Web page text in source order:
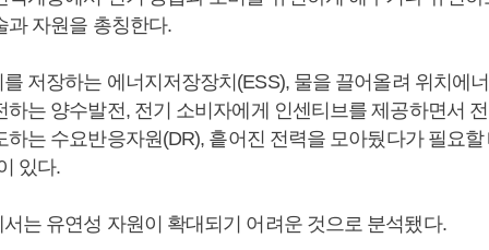
과 자원을 총칭한다.
저장하는 에너지저장장치(ESS), 물을 끌어올려 위치에
하는 양수발전, 전기 소비자에게 인센티브를 제공하면서
하는 수요반응자원(DR), 흩어진 전력을 모아뒀다가 필요
있다.
는 유연성 자원이 확대되기 어려운 것으로 분석됐다.